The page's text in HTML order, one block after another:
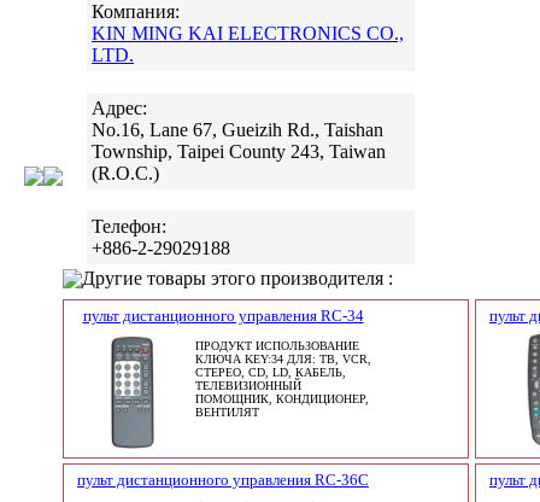
Компания:
KIN MING KAI ELECTRONICS CO.,
LTD.
Адрес:
No.16, Lane 67, Gueizih Rd., Taishan
Township, Taipei County 243, Taiwan
(R.O.C.)
Телефон:
+886-2-29029188
Другие товары этого производителя :
пульт дистанционного управления RC-34
ПРОДУКТ ИСПОЛЬЗОВАНИЕ
КЛЮЧА KEY:34 ДЛЯ: ТВ, VCR,
СТЕРЕО, CD, LD, КАБЕЛЬ,
ТЕЛЕВИЗИОННЫЙ
ПОМОЩНИК, КОНДИЦИОНЕР,
ВЕНТИЛЯТ
пульт
пульт дистанционного управления RC-36C пульт